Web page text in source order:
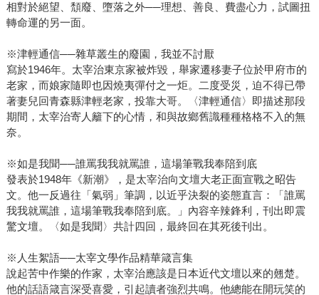
相對於絕望、頹廢、墮落之外──理想、善良、費盡心力，試圖扭
轉命運的另一面。
※津輕通信──雜草叢生的廢園，我並不討厭
寫於1946年。太宰治東京家被炸毀，舉家遷移妻子位於甲府市的
老家，而娘家隨即也因燒夷彈付之一炬。二度受災，迫不得已帶
著妻兒回青森縣津輕老家，投靠大哥。〈津輕通信〉即描述那段
期間，太宰治寄人籬下的心情，和與故鄉舊識種種格格不入的無
奈。
※如是我聞──誰罵我我就罵誰，這場筆戰我奉陪到底
發表於1948年《新潮》，是太宰治向文壇大老正面宣戰之昭告
文。他一反過往「氣弱」筆調，以近乎決裂的姿態直言：「誰罵
我我就罵誰，這場筆戰我奉陪到底。」內容辛辣鋒利，刊出即震
驚文壇。〈如是我聞〉共計四回，最終回在其死後刊出。
※人生絮語──太宰文學作品精華箴言集
說起苦中作樂的作家，太宰治應該是日本近代文壇以來的翹楚。
他的話語箴言深受喜愛，引起讀者強烈共鳴。他總能在開玩笑的